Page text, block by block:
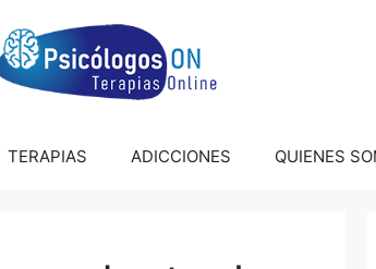
TERAPIAS ADICCIONES QUIENES